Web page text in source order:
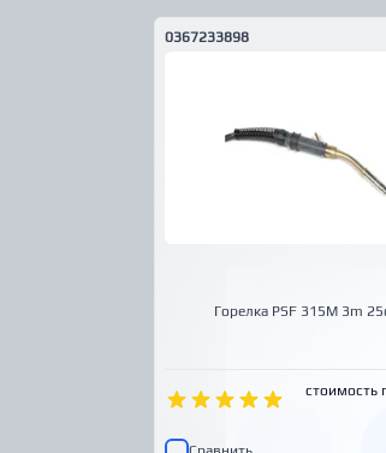
0367233898
Горелка PSF 315M 3m
стоимость